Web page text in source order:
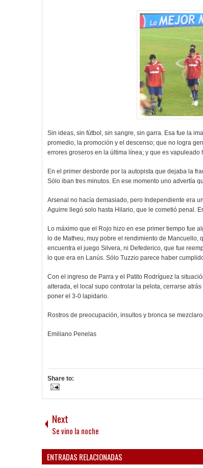
Sin ideas, sin fútbol, sin sangre, sin garra. Esa fue la
promedio, la promoción y el descenso; que no logra
errores groseros en la última línea; y que es
En el primer desborde por la autopista que dejaba la
Sólo iban tres minutos. En ese momento uno advertía
Arsenal no hacía demasiado, pero Independiente era
Aguirre llegó solo hasta Hilario, que le cometió penal.
Lo máximo que el Rojo hizo en ese primer tiempo fue
lo de Matheu, muy pobre el rendimiento de
encuentra el juego Silvera, ni Defederico, que fue
lo que era en Lanús. Sólo Tuzzio parece haber
Con el ingreso de Parra y el Patito Rodríguez la
alterada, el local supo controlar la pelota, cerrarse
poner el 3-0 lapidario.
Rostros de preocupación, insultos y bronca se
Emiliano Penelas
Share to:
Next
Se vino la noche
ENTRADAS RELACIONADAS